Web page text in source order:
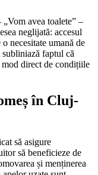
avea toalete” –
neglijată: accesul
necesitate umană de
faptul că
direct de condițiile
în Cluj-
să asigure
să beneficieze de
și menținerea